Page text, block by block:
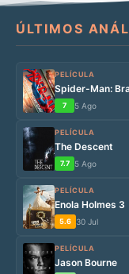
ÚLTIMOS
PELÍCULA
Spider-Man:
7 5 Ago
PELÍCULA
The Descent
7.7 5 Ago
PELÍCULA
Enola Holmes 3
5.6 30 Jul
PELÍCULA
Jason Bourne